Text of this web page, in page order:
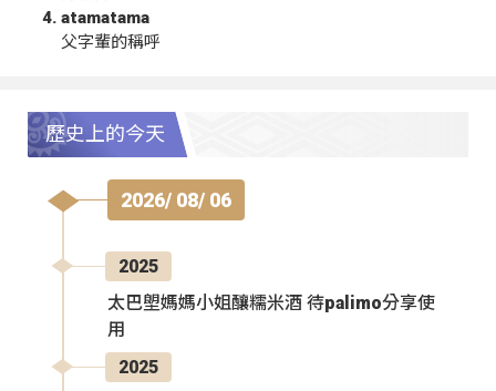
atamatama
父字輩的稱呼
歷史上的今天
2026/ 08/ 06
2025
太巴塱媽媽小姐釀糯米酒 待palimo分享使
用
2025